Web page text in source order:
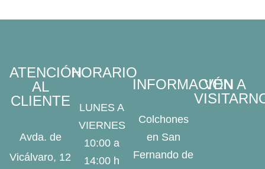
ATENCIÓN
AL
CLIENTE
Avda. de
Vicálvaro, 12
HORARIO
LUNES A
VIERNES
10:00 a
14:00 h
INFORMACIÓN
Colchones
en San
Fernando de
VEN A